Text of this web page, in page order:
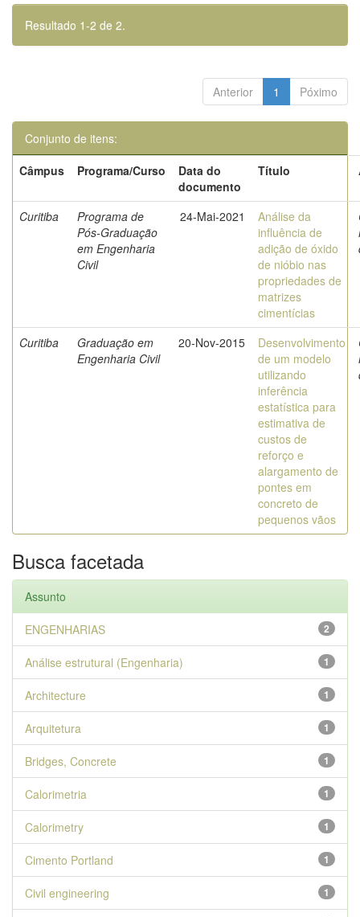
Resultado 1-2 de 2.
Anterior 1 Póximo
Conjunto de itens:
Câmpus
Programa/Curso
Data do
documento
Título
Curitiba
Programa de
Pós-Graduação
em Engenharia
Civil
24-Mai-2021
Análise da
influência de
adição de óxido
de nióbio nas
propriedades de
matrizes
cimentícias
Curitiba
Graduação em
Engenharia Civil
20-Nov-2015
Desenvolvimento
de um modelo
utilizando
inferência
estatística para
estimativa de
custos de
reforço e
alargamento de
pontes em
concreto de
pequenos vãos
Busca facetada
Assunto
2
ENGENHARIAS
1
Análise estrutural (Engenharia)
1
Architecture
1
Arquitetura
1
Bridges, Concrete
1
Calorimetria
1
Calorimetry
1
Cimento Portland
1
Civil engineering